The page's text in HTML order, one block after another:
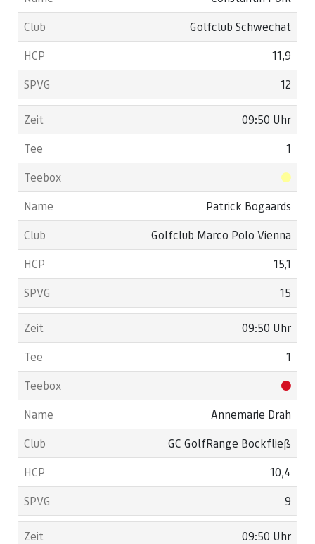
Golfclub Schwechat
11,9
12
09:50 Uhr
1
Patrick Bogaards
Golfclub Marco Polo Vienna
15,1
15
09:50 Uhr
1
Annemarie Drah
GC GolfRange Bockfließ
10,4
9
09:50 Uhr